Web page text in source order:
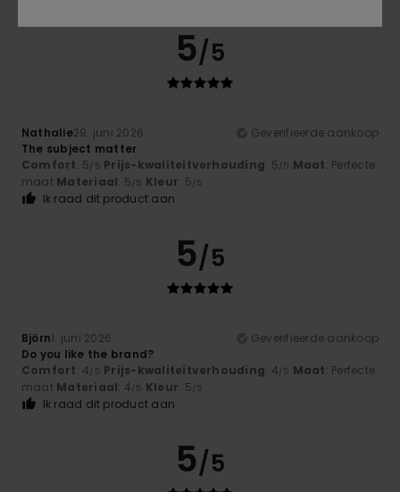
5/5
Nathalie29. juni 2026
Geverifieerde aankoop
The subject matter
Comfort: 5/5 Prijs-kwaliteitverhouding: 5/5 Maat: Perfecte
maat Materiaal: 5/5 Kleur: 5/5
Ik raad dit product aan
5/5
Björn1. juni 2026
Geverifieerde aankoop
Do you like the brand?
Comfort: 4/5 Prijs-kwaliteitverhouding: 4/5 Maat: Perfecte
maat Materiaal: 4/5 Kleur: 5/5
Ik raad dit product aan
5/5